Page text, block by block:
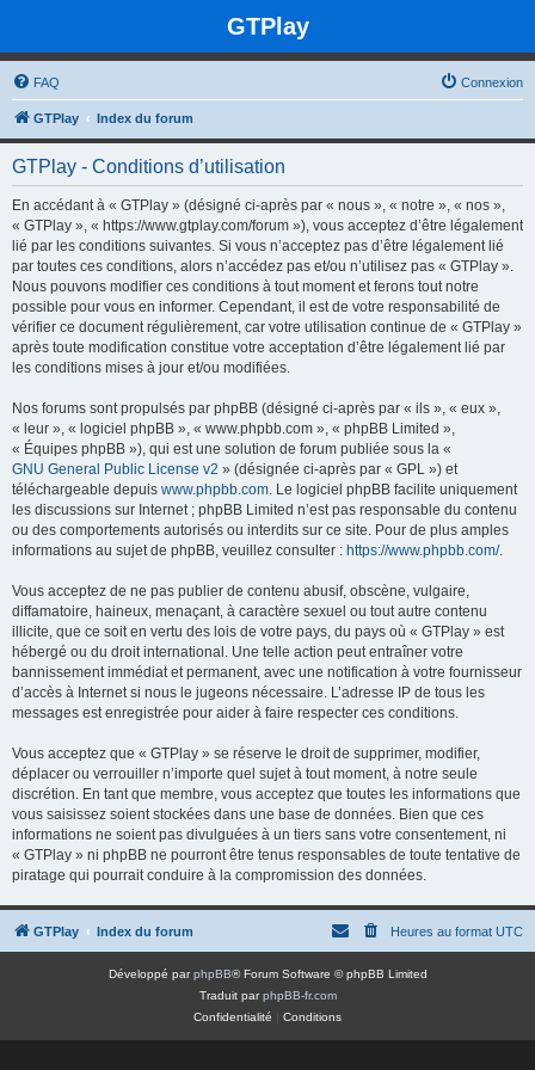
GTPlay
FAQ Connexion
GTPlay Index du forum
GTPlay - Conditions d’utilisation
En accédant à « GTPlay » (désigné ci-après par « nous », « notre », « nos »,
« GTPlay », « https://www.gtplay.com/forum »), vous acceptez d’être légalement
lié par les conditions suivantes. Si vous n’acceptez pas d’être légalement lié
par toutes ces conditions, alors n’accédez pas et/ou n’utilisez pas « GTPlay ».
Nous pouvons modifier ces conditions à tout moment et ferons tout notre
possible pour vous en informer. Cependant, il est de votre responsabilité de
vérifier ce document régulièrement, car votre utilisation continue de « GTPlay »
après toute modification constitue votre acceptation d’être légalement lié par
les conditions mises à jour et/ou modifiées.
Nos forums sont propulsés par phpBB (désigné ci-après par « ils », « eux »,
« leur », « logiciel phpBB », « www.phpbb.com », « phpBB Limited »,
« Équipes phpBB »), qui est une solution de forum publiée sous la «
GNU General Public License v2 » (désignée ci-après par « GPL ») et
téléchargeable depuis www.phpbb.com. Le logiciel phpBB facilite uniquement
les discussions sur Internet ; phpBB Limited n’est pas responsable du contenu
ou des comportements autorisés ou interdits sur ce site. Pour de plus amples
informations au sujet de phpBB, veuillez consulter : https://www.phpbb.com/.
Vous acceptez de ne pas publier de contenu abusif, obscène, vulgaire,
diffamatoire, haineux, menaçant, à caractère sexuel ou tout autre contenu
illicite, que ce soit en vertu des lois de votre pays, du pays où « GTPlay » est
hébergé ou du droit international. Une telle action peut entraîner votre
bannissement immédiat et permanent, avec une notification à votre fournisseur
d’accès à Internet si nous le jugeons nécessaire. L’adresse IP de tous les
messages est enregistrée pour aider à faire respecter ces conditions.
Vous acceptez que « GTPlay » se réserve le droit de supprimer, modifier,
déplacer ou verrouiller n’importe quel sujet à tout moment, à notre seule
discrétion. En tant que membre, vous acceptez que toutes les informations que
vous saisissez soient stockées dans une base de données. Bien que ces
informations ne soient pas divulguées à un tiers sans votre consentement, ni
« GTPlay » ni phpBB ne pourront être tenus responsables de toute tentative de
piratage qui pourrait conduire à la compromission des données.
GTPlay Index du forum Heures au format UTC
Développé parphpBB® Forum Software © phpBB Limited
Traduit parphpBB-fr.com
Confidentialité
Conditions